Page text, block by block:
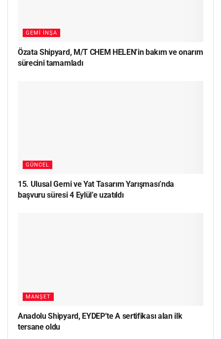
GEMI İNŞA
Özata Shipyard, M/T CHEM HELEN’in bakım ve onarım
sürecini tamamladı
GÜNCEL
15. Ulusal Gemi ve Yat Tasarım Yarışması’nda
başvuru süresi 4 Eylül’e uzatıldı
MANŞET
Anadolu Shipyard, EYDEP’te A sertifikası alan ilk
tersane oldu